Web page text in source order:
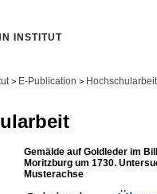
INSTITUT
> E-Publication >
Gemälde auf Goldleder im
Moritzburg um 1730.
Musterachse